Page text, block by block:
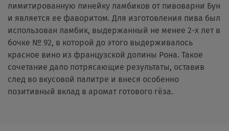
лимитированную линейку ламбиков от пивоварни Бун
и является ее фаворитом. Для изготовления пива был
использован ламбик, выдержанный не менее 2-х лет в
бочке № 92, в которой до этого выдерживалось
красное вино из французской долины Рона. Такое
сочетание дало потрясающие результаты, оставив
след во вкусовой палитре и внеся особенно
позитивный вклад в аромат готового гёза.